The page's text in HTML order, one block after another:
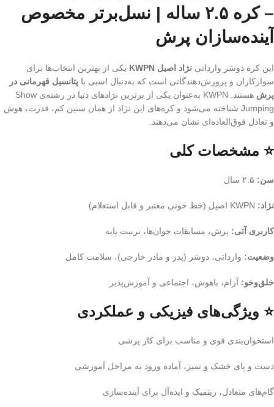
– کره ۲.۵ ساله | نسل‌برتر مخصوص
آینده‌سازان پرش
این کره دوسَر وارداتی نژاد اصیل KWPN
یکی از بهترین انتخاب‌ها برای
سوارکاران و پرورش‌دهندگانی است که به‌دنبال اسبی با پتانسیل قهرمانی در
پرش
هستند. KWPN به‌عنوان یکی از برترین نژادهای دنیا در رشته‌ی Show
Jumping شناخته می‌شود و کره‌های این نژاد از همان سنین کم، قدرت، هوش
و تعادل فوق‌العاده‌ای نشان می‌دهند.
⭐ مشخصات کلی
سن:
نژاد:
کاربری آتی: پرش، مسابقات جوان‌ها، تربیت پایه
وضعیت: وارداتی، دوسَر (پدر و مادر خارجی)، سلامت کامل
خلق‌وخو: آرام، باهوش، اجتماعی و آموزش‌پذیر
⭐ ویژگی‌های فیزیکی و عملکردی
استخوان‌بندی قوی و مناسب برای کار پرشی
دست و پای خشک و تمیز، آماده ورود به مراحل آموزشی
گام‌های متعادل، ریتمیک و ایده‌آل برای آینده‌سازی